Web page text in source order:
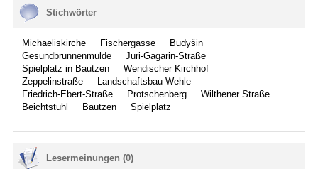
Stichwörter
Michaeliskirche Fischergasse
Budyšin
Gesundbrunnenmulde
Juri-Gagarin-Straße
Spielplatz in Bautzen
Wendischer Kirchhof
Zeppelinstraße
Landschaftsbau Wehle
Friedrich-Ebert-Straße
Protschenberg
Wilthener Straße
Beichtstuhl
Bautzen Spielplatz
Lesermeinungen (0)